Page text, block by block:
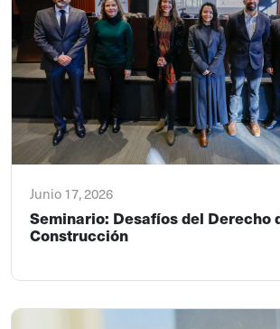
Junio 17, 2026
Seminario: Desafíos del Derecho
Construcción